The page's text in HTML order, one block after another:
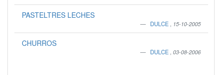
PASTELTRES LECHES
DULCE 15-10-2005
CHURROS
DULCE 03-08-2006